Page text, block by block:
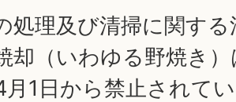
処理及び清掃に関す
却（いわゆる野焼き
月1日から禁止されて